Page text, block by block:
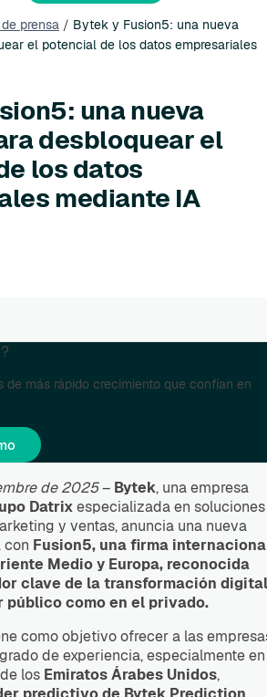
prensa / Bytek y Fusion5: una nueva
el potencial de los datos empresariales
una nueva
desbloquear el
los datos
mediante IA
de más rápido crecimiento que confían en
de 2025– Bytek, una empresa
Datrixespecializada en soluciones
y ventas, anuncia una nueva
con Fusion5, una firma
Medio y Europa, reconocida
clave de la transformación digital
como en el privado.
como objetivo ofrecer a las
de experiencia, especialmente
los Emiratos Árabes Unidos,